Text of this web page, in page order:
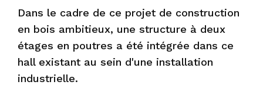
Dans le cadre de ce projet de construction
en bois ambitieux, une structure à deux
étages en poutres a été intégrée dans ce
hall existant au sein d'une installation
industrielle.